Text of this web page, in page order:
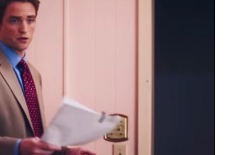
с Ольгой Тарасовой:
лишнего — гид по борьбе
с отеками